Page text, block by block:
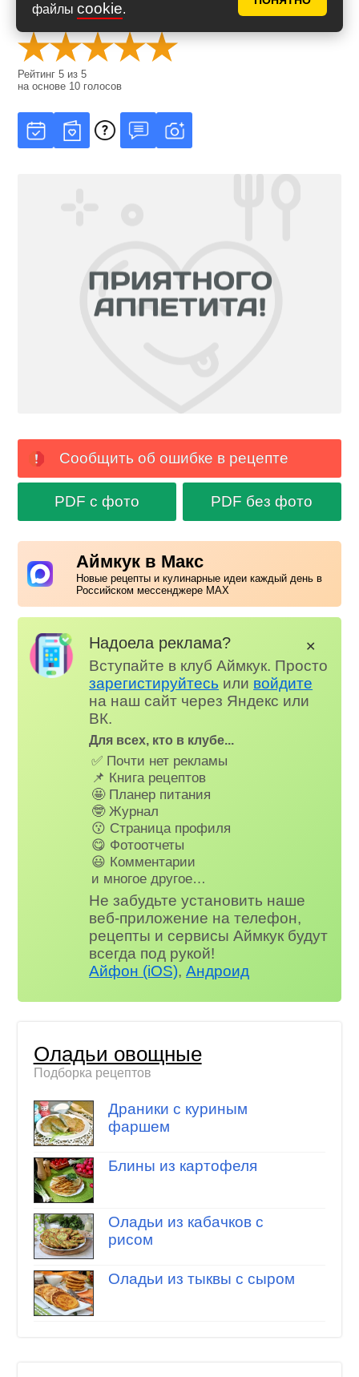
файлы cookie.
Оценить рецепт
Рейтинг5 из5
на основе 10 голосов
Сообщить об ошибке в рецепте
PDF с фото PDF без фото
Аймкук в Макс
Новые рецепты и кулинарные идеи каждый день в
Российском мессенджере MAX
Надоела реклама?
Вступайте в клуб Аймкук. Просто
зарегистируйтесь или войдите
на наш сайт через Яндекс или
ВК.
Для всех, кто в клубе...
✅ Почти нет рекламы
📌 Книга рецептов
🤩 Планер питания
🤓 Журнал
😗 Страница профиля
😋 Фотоотчеты
😃 Комментарии
и многое другое…
Не забудьте установить наше
веб-приложение на телефон,
рецепты и сервисы Аймкук будут
всегда под рукой!
Айфон (iOS),Андроид
✕
Оладьи овощные
Подборка рецептов
Драники с куриным
фаршем
Блины из картофеля
Оладьи из кабачков с
рисом
Оладьи из тыквы с сыром